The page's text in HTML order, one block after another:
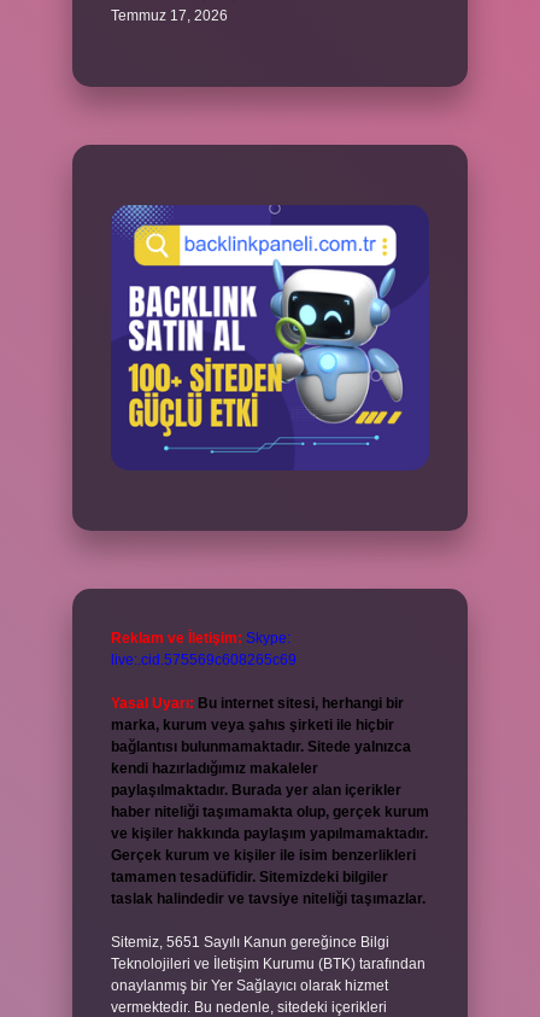
Temmuz 17, 2026
Reklam ve İletişim: Skype:
live:.cid.575569c608265c69
Yasal Uyarı: Bu internet sitesi, herhangi bir
marka, kurum veya şahıs şirketi ile hiçbir
bağlantısı bulunmamaktadır. Sitede yalnızca
kendi hazırladığımız makaleler
paylaşılmaktadır. Burada yer alan içerikler
haber niteliği taşımamakta olup, gerçek kurum
ve kişiler hakkında paylaşım yapılmamaktadır.
Gerçek kurum ve kişiler ile isim benzerlikleri
tamamen tesadüfidir. Sitemizdeki bilgiler
taslak halindedir ve tavsiye niteliği taşımazlar.
Sitemiz, 5651 Sayılı Kanun gereğince Bilgi
Teknolojileri ve İletişim Kurumu (BTK) tarafından
onaylanmış bir Yer Sağlayıcı olarak hizmet
vermektedir. Bu nedenle, sitedeki içerikleri